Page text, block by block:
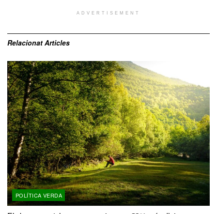
ADVERTISEMENT
Relacionat Articles
POLÍTICA VERDA